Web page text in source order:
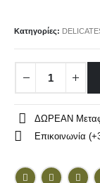
Κατηγορίες:
ΔΩΡΕΑΝ
Επικοινωνία